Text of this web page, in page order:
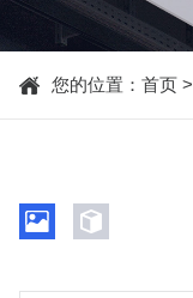
您的位置： 首页>